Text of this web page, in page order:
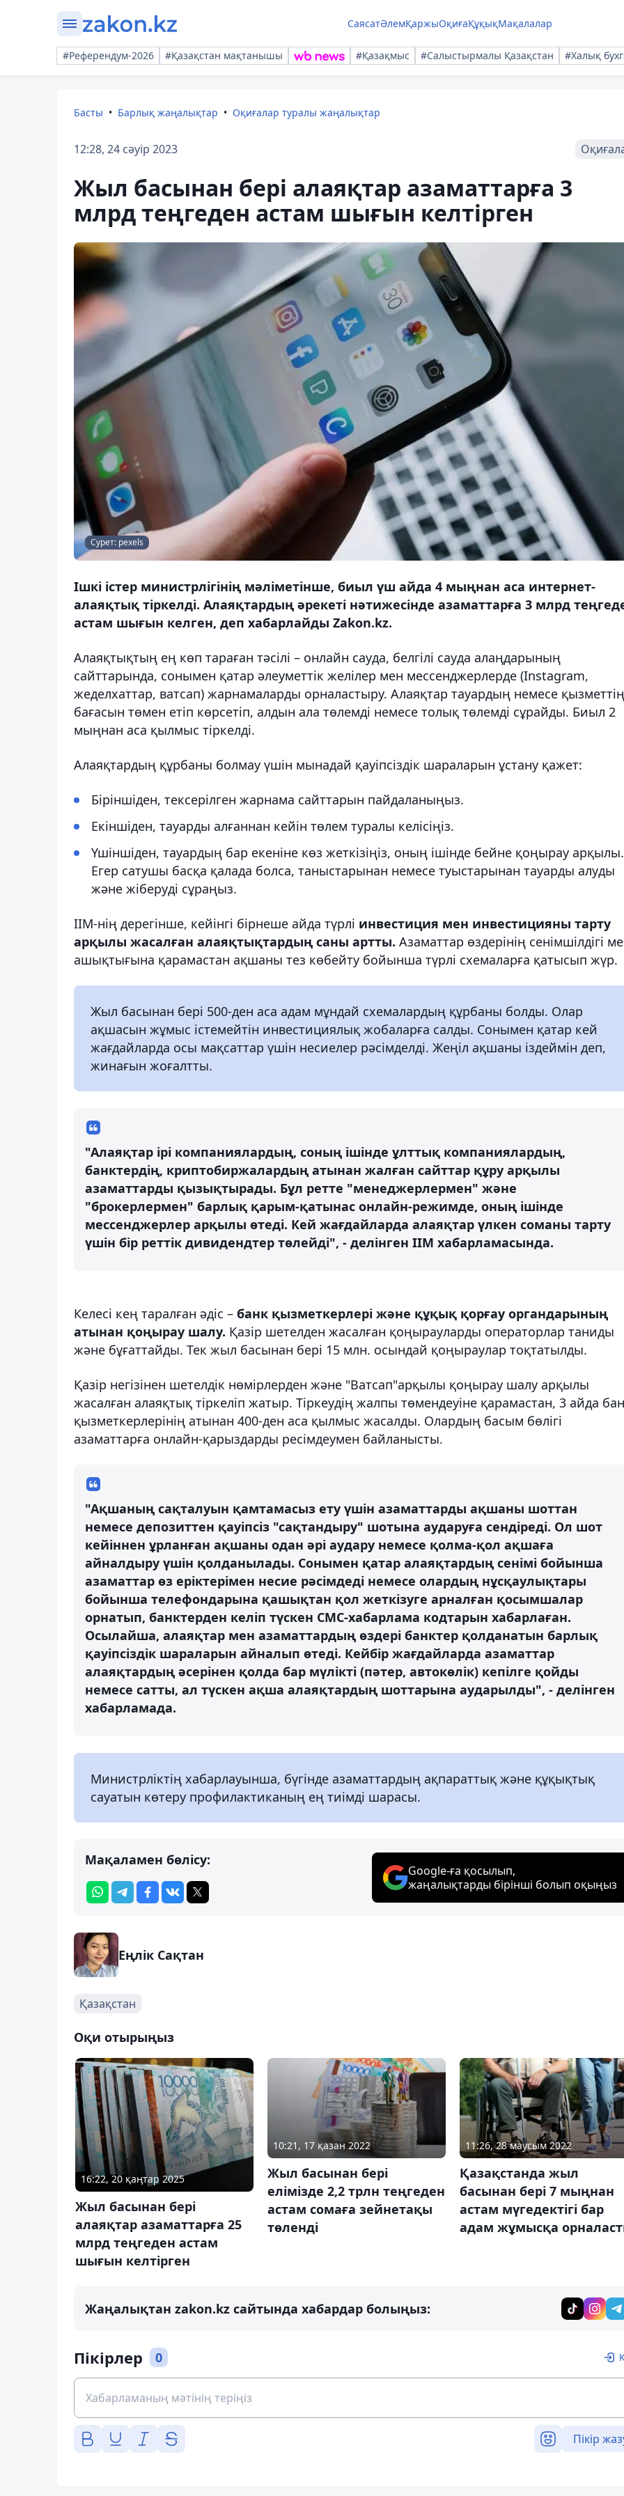
СаясатӘлемҚаржыОқиғаҚұқықМақалалар
#Референдум-2026 #Қазақстан мақтанышы #Қазақмыс #Салыстырмалы Қазақстан #Халық
Басты Барлық жаңалықтар Оқиғалар туралы жаңалықтар
12:28, 24 сәуір 2023
Жыл басынан бері алаяқтар азаматтарға 3
млрд теңгеден астам шығын келтірген
Сурет: pexels
Ішкі істер министрлігінің мәліметінше, биыл үш айда 4 мыңнан аса интернет-
алаяқтық тіркелді. Алаяқтардың әрекеті нәтижесінде азаматтарға 3 млрд
астам шығын келген, деп хабарлайды Zakon.kz.
Алаяқтықтың ең көп тараған тәсілі – онлайн сауда, белгілі сауда алаңдарының
сайттарында, сонымен қатар әлеуметтік желілер мен мессенджерлерде (Instagram,
жеделхаттар, ватсап) жарнамаларды орналастыру. Алаяқтар тауардың немесе қызметтің
бағасын төмен етіп көрсетіп, алдын ала төлемді немесе толық төлемді сұрайды. Биыл 2
мыңнан аса қылмыс тіркелді.
Алаяқтардың құрбаны болмау үшін мынадай қауіпсіздік шараларын ұстану қажет:
Біріншіден, тексерілген жарнама сайттарын пайдаланыңыз.
Екіншіден, тауарды алғаннан кейін төлем туралы келісіңіз.
Үшіншіден, тауардың бар екеніне көз жеткізіңіз, оның ішінде бейне қоңырау арқылы.
Егер сатушы басқа қалада болса, таныстарынан немесе туыстарынан тауарды алуды
және жіберуді сұраңыз.
ІІМ-нің дерегінше, кейінгі бірнеше айда түрлі инвестиция мен инвестицияны тарту
арқылы жасалған алаяқтықтардың саны артты. Азаматтар өздерінің сенімшілдігі
ашықтығына қарамастан ақшаны тез көбейту бойынша түрлі схемаларға қатысып жүр.
Жыл басынан бері 500-ден аса адам мұндай схемалардың құрбаны болды. Олар
ақшасын жұмыс істемейтін инвестициялық жобаларға салды. Сонымен қатар кей
жағдайларда осы мақсаттар үшін несиелер рәсімделді. Жеңіл ақшаны іздеймін деп,
жинағын жоғалтты.
"Алаяқтар ірі компаниялардың, соның ішінде ұлттық компаниялардың,
банктердің, криптобиржалардың атынан жалған сайттар құру арқылы
азаматтарды қызықтырады. Бұл ретте "менеджерлермен" және
"брокерлермен" барлық қарым-қатынас онлайн-режимде, оның ішінде
мессенджерлер арқылы өтеді. Кей жағдайларда алаяқтар үлкен соманы тарту
үшін бір реттік дивидендтер төлейді", - делінген ІІМ хабарламасында.
Келесі кең таралған әдіс – банк қызметкерлері және құқық қорғау органдарының
атынан қоңырау шалу. Қазір шетелден жасалған қоңырауларды операторлар таниды
және бұғаттайды. Тек жыл басынан бері 15 млн. осындай қоңыраулар тоқтатылды.
Қазір негізінен шетелдік нөмірлерден және "Ватсап"арқылы қоңырау шалу арқылы
жасалған алаяқтық тіркеліп жатыр. Тіркеудің жалпы төмендеуіне қарамастан, 3 айда
қызметкерлерінің атынан 400-ден аса қылмыс жасалды. Олардың басым бөлігі
азаматтарға онлайн-қарыздарды ресімдеумен байланысты.
"Ақшаның сақталуын қамтамасыз ету үшін азаматтарды ақшаны шоттан
немесе депозиттен қауіпсіз "сақтандыру" шотына аударуға сендіреді. Ол шот
кейіннен ұрланған ақшаны одан әрі аудару немесе қолма-қол ақшаға
айналдыру үшін қолданылады. Сонымен қатар алаяқтардың сенімі бойынша
азаматтар өз еріктерімен несие рәсімдеді немесе олардың нұсқаулықтары
бойынша телефондарына қашықтан қол жеткізуге арналған қосымшалар
орнатып, банктерден келіп түскен СМС-хабарлама кодтарын хабарлаған.
Осылайша, алаяқтар мен азаматтардың өздері банктер қолданатын барлық
қауіпсіздік шараларын айналып өтеді. Кейбір жағдайларда азаматтар
алаяқтардың әсерінен қолда бар мүлікті (пәтер, автокөлік) кепілге қойды
немесе сатты, ал түскен ақша алаяқтардың шоттарына аударылды", - делінген
хабарламада.
Министрліктің хабарлауынша, бүгінде азаматтардың ақпараттық және құқықтық
сауатын көтеру профилактиканың ең тиімді шарасы.
Мақаламен бөлісу:
Google-ға қосылып,
жаңалықтарды бірінші болып оқыңыз
Еңлік Сақтан
Қазақстан
Оқи отырыңыз
16:22, 20 қаңтар 2025
Жыл басынан бері
алаяқтар азаматтарға 25
млрд теңгеден астам
шығын келтірген
10:21, 17 қазан 2022
Жыл басынан бері
елімізде 2,2 трлн теңгеден
астам сомаға зейнетақы
төленді
11:26, 28 маусым 2022
Қазақстанда жыл
басынан бері 7 мыңнан
астам мүгедектігі бар
адам жұмысқа
Жаңалықтан zakon.kz сайтында хабардар болыңыз:
Пікірлер 0
Пікір